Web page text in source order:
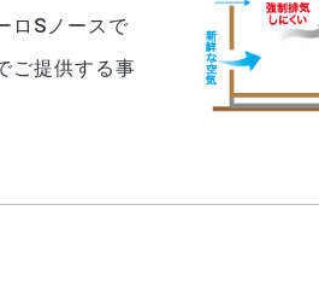
ロSノースで
ご提供する事